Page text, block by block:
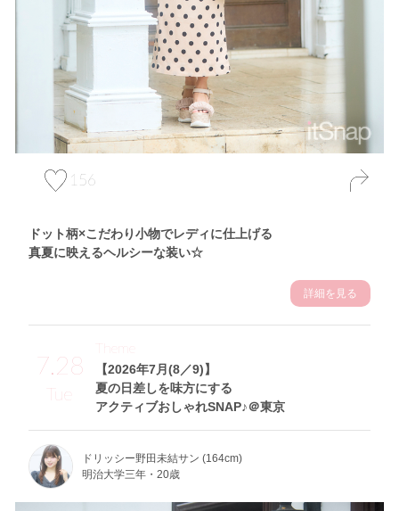
156
ドット柄×こだわり小物でレディに仕上げる
真夏に映えるヘルシーな装い☆
詳細を見る
7.28
Tue
【2026年7月(8／9)】
夏の日差しを味方にする
アクティブおしゃれSNAP♪＠東京
Theme
ドリッシー野田未結サン (164cm)
明治大学三年・20歳